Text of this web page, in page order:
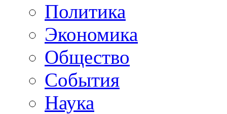
Политика
Экономика
Общество
События
Наука